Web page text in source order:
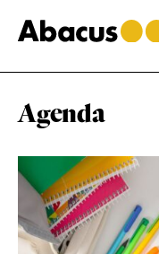
to
main
to
primary
to
footer
Agenda